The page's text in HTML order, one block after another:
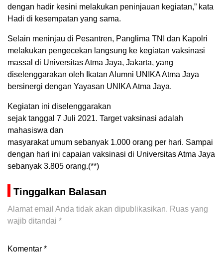
dengan hadir kesini melakukan peninjauan kegiatan,” kata
Hadi di kesempatan yang sama.
Selain meninjau di Pesantren, Panglima TNI dan Kapolri
melakukan pengecekan langsung ke kegiatan vaksinasi
massal di Universitas Atma Jaya, Jakarta, yang
diselenggarakan oleh Ikatan Alumni UNIKA Atma Jaya
bersinergi dengan Yayasan UNIKA Atma Jaya.
Kegiatan ini diselenggarakan
sejak tanggal 7 Juli 2021. Target vaksinasi adalah
mahasiswa dan
masyarakat umum sebanyak 1.000 orang per hari. Sampai
dengan hari ini capaian vaksinasi di Universitas Atma Jaya
sebanyak 3.805 orang.(**)
Tinggalkan Balasan
Alamat email Anda tidak akan dipublikasikan. Ruas yang
wajib ditandai *
Komentar *